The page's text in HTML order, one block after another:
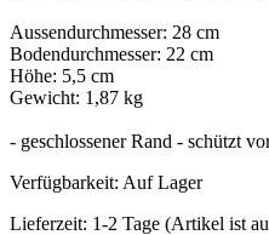
Aussendurchmesser: 28 cm
Bodendurchmesser: 22 cm
Höhe: 5,5 cm
Gewicht: 1,87 kg
- geschlossener Rand - schützt
Verfügbarkeit: Auf Lager
Lieferzeit: 1-2 Tage (Artikel ist